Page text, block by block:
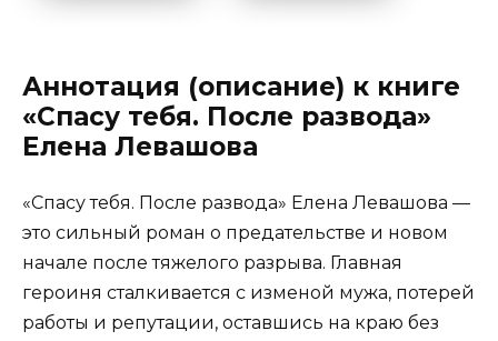
Аннотация (описание) к книге
«Спасу тебя. После развода»
Елена Левашова
«Спасу тебя. После развода» Елена Левашова —
это сильный роман о предательстве и новом
начале после тяжелого разрыва. Главная
героиня сталкивается с изменой мужа, потерей
работы и репутации, оставшись на краю без